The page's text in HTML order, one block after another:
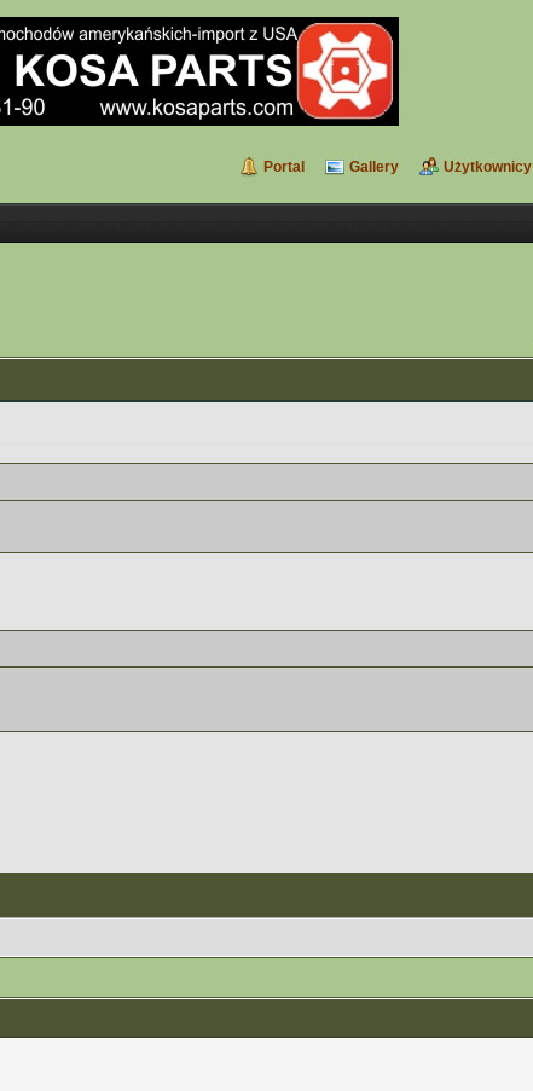
Portal Gallery Użytkownicy